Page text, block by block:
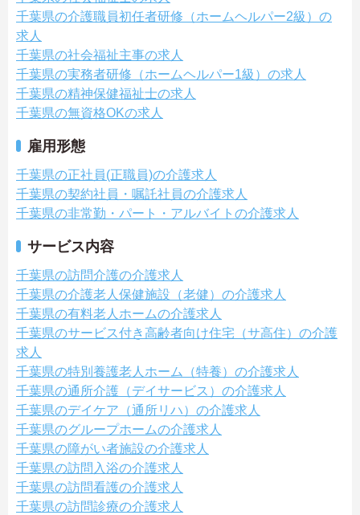
千葉県の介護職員初任者研修（ホームヘルパー2級）の
求人
千葉県の社会福祉主事の求人
千葉県の実務者研修（ホームヘルパー1級）の求人
千葉県の精神保健福祉士の求人
千葉県の無資格OKの求人
雇用形態
千葉県の正社員(正職員)の介護求人
千葉県の契約社員・嘱託社員の介護求人
千葉県の非常勤・パート・アルバイトの介護求人
サービス内容
千葉県の訪問介護の介護求人
千葉県の介護老人保健施設（老健）の介護求人
千葉県の有料老人ホームの介護求人
千葉県のサービス付き高齢者向け住宅（サ高住）の介護
求人
千葉県の特別養護老人ホーム（特養）の介護求人
千葉県の通所介護（デイサービス）の介護求人
千葉県のデイケア（通所リハ）の介護求人
千葉県のグループホームの介護求人
千葉県の障がい者施設の介護求人
千葉県の訪問入浴の介護求人
千葉県の訪問看護の介護求人
千葉県の訪問診療の介護求人